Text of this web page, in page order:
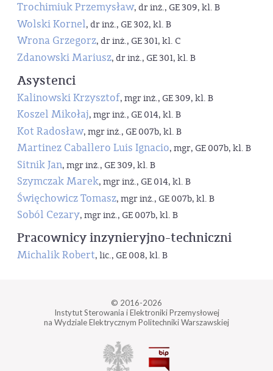
Trochimiuk Przemysław, dr inż., GE 309, kl. B
Wolski Kornel, dr inż., GE 302, kl. B
Wrona Grzegorz, dr inż., GE 301, kl. C
Zdanowski Mariusz, dr inż., GE 301, kl. B
Asystenci
Kalinowski Krzysztof, mgr inż., GE 309, kl. B
Koszel Mikołaj, mgr inż., GE 014, kl. B
Kot Radosław, mgr inż., GE 007b, kl. B
Martinez Caballero Luis Ignacio, mgr, GE 007b, kl. B
Sitnik Jan, mgr inż., GE 309, kl. B
Szymczak Marek, mgr inż., GE 014, kl. B
Święchowicz Tomasz, mgr inż., GE 007b, kl. B
Soból Cezary, mgr inż., GE 007b, kl. B
Pracownicy inzynieryjno-techniczni
Michalik Robert, lic., GE 008, kl. B
© 2016-2026
Instytut Sterowania i Elektroniki Przemysłowej
na Wydziale Elektrycznym Politechniki Warszawskiej